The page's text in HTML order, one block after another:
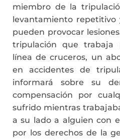
miembro de la
levantamiento
pueden provocar
tripulación que trabaja
línea de cruceros, un
en accidentes de
informará sobre su
compensación por
sufrido mientras
a su lado a alguien con
por los derechos de la